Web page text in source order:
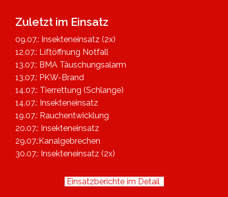
Zuletzt im Einsatz
09.07.: Insekteneinsatz (2x)
12.07.: Liftöffnung Notfall
13.07.: BMA Täuschungsalarm
13.07.: PKW-Brand
14.07.: Tierrettung (Schlange)
14.07.: Insekteneinsatz
19.07.: Rauchentwicklung
20.07.: Insekteneinsatz
29.07.:Kanalgebrechen
30.07.: Insekteneinsatz (2x)
Einsatzberichte im Detail